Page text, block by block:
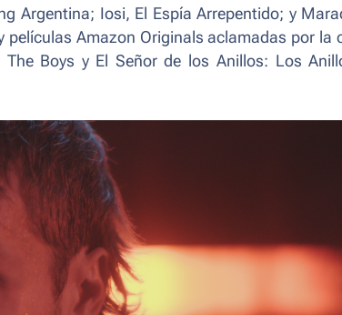
Argentina; Iosi, El Espía Arrepentido; y
Amazon Originals aclamadas por la
Boys y El Señor de los Anillos: Los